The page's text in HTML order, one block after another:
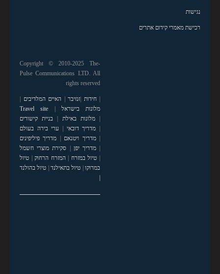
נגישות
רכישת מאמרי קידום אתרים
Copyright © 2010-2025 The-
Pulse Communications LTD. All
rights reserved
|חידות |זנזיבר | האיים המלדיבים |
מלונות בישראל |
Travel site
|מלונות באילת | בניית קישורים
| מדריך דובאי | ערי בירה בעולם
|מדריך ויטנאם | מדריך פיליפינים
|מדריך יפן | סקירת מוצרי חשמל
| טיול במזרח | המזרח הרחוק| טיול
במרוקו| טיול בתאילנד| טיול בהולנד
|